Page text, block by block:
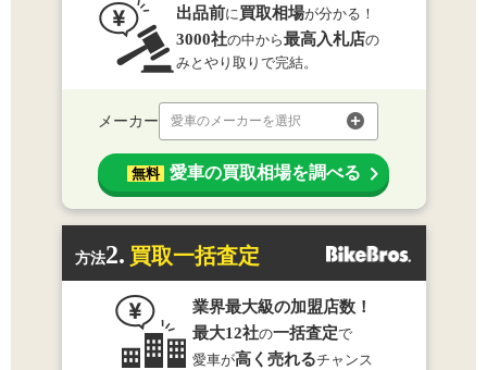
出品前に買取相場が分かる！
3000社の中から最高入札店の
みとやり取りで完結。
メーカー 愛車のメーカーを選択
無料 愛車の買取相場を調べる
方法2. 買取一括査定
業界最大級の加盟店数！
最大12社の一括査定で
愛車が高く売れるチャンス